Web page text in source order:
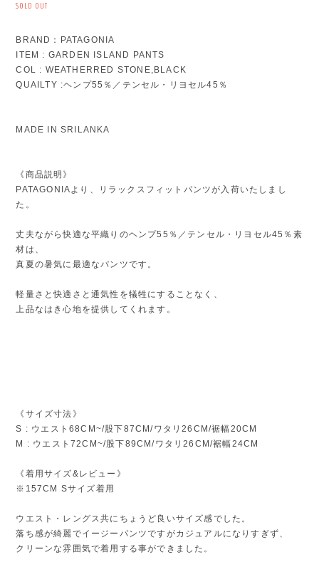
SOLD OUT
BRAND：PATAGONIA
ITEM : GARDEN ISLAND PANTS
COL : WEATHERRED STONE,BLACK
QUAILTY :ヘンプ55％／テンセル・リヨセル45％
MADE IN SRILANKA
《商品説明》
PATAGONIAより、リラックスフィットパンツが入荷いたしまし
た。
丈夫ながら快適な平織りのヘンプ55％／テンセル・リヨセル45％素
材は、
真夏の暑気に最適なパンツです。
軽量さと快適さと通気性を犠牲にすることなく、
上品なはき心地を提供してくれます。
《サイズ寸法》
S : ウエスト68CM~/股下87CM/ワタリ26CM/裾幅20CM
M : ウエスト72CM~/股下89CM/ワタリ26CM/裾幅24CM
《着用サイズ&レビュー》
※157CM Sサイズ着用
ウエスト・レングス共にちょうど良いサイズ感でした。
落ち感が綺麗でイージーパンツですがカジュアルになりすぎず、
クリーンな雰囲気で着用する事ができました。